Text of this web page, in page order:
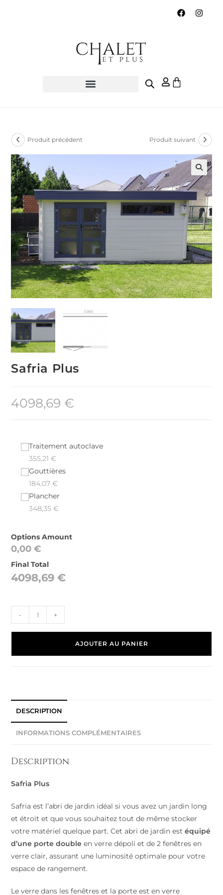
Produit précédent Produit suivant
🔍
Safria Plus
4098,69 €
Traitement autoclave
355,21 €
Gouttières
184,07 €
Plancher
348,35 €
Options Amount
0,00€
Final Total
4098,69€
- +
AJOUTER AU PANIER
DESCRIPTION
INFORMATIONS COMPLÉMENTAIRES
Description
Safria Plus
Safria est l’abri de jardin idéal si vous avez un jardin long
et étroit et que vous souhaitez tout de même stocker
votre matériel quelque part. Cet abri de jardin estéquipé
d’une porte double en verre dépoli et de 2 fenêtres en
verre clair, assurant une luminosité optimale pour votre
espace de rangement.
Le verre dans les fenêtres et la porte est en verre